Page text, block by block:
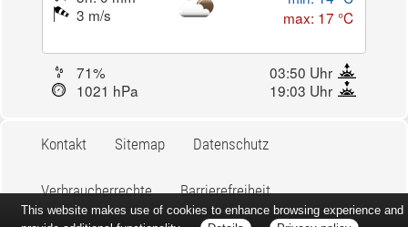
3 m/s
max: 17 °C
71%
03:50 Uhr
1021 hPa
19:03 Uhr
Kontakt Sitemap Datenschutz
Verbraucherrechte Barrierefreiheit
This website makes use of cookies to enhance browsing experience and